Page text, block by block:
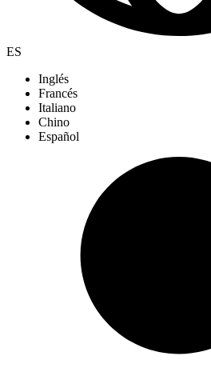
ES
Inglés
Francés
Italiano
Chino
Español